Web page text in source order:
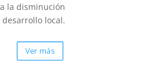
la disminución
local.
Ver más